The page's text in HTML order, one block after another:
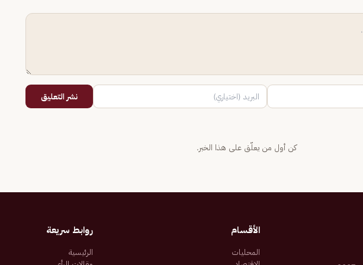
نشر التعليق
كن أول من يعلّق على هذا الخبر.
الأقسام
المحليات
روابط سريعة
الرئيسية